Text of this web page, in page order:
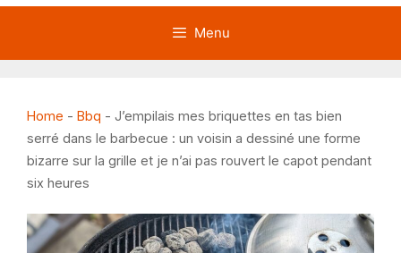
Menu
Home - Bbq - J’empilais mes briquettes en tas bien
serré dans le barbecue : un voisin a dessiné une forme
bizarre sur la grille et je n’ai pas rouvert le capot pendant
six heures